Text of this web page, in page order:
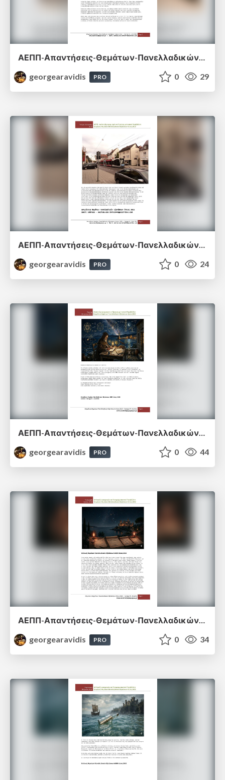
ΑΕΠΠ-Απαντήσεις-Θεμάτων-Πανελλαδικών-Εξετάσεων-2018.pdf
georgearavidis
PRO 0 29
ΑΕΠΠ-Απαντήσεις-Θεμάτων-Πανελλαδικών-Εξετάσεων-2019.pdf
georgearavidis
PRO 0 24
georgearavidis
PRO 0 44
ΑΕΠΠ-Απαντήσεις-Θεμάτων-Πανελλαδικών-Εξετάσεων-2022.pdf
georgearavidis
PRO 0 34